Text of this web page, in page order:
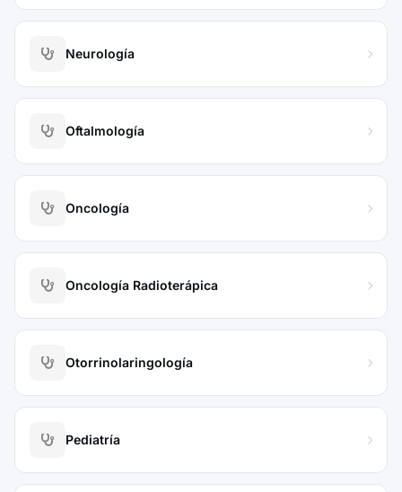
Neurología
Oftalmología
Oncología
Oncología Radioterápica
Otorrinolaringología
Pediatría